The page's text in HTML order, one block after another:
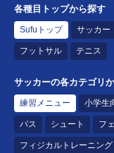
各種目トップから探す
Sufuトップ サッカー
フットサル テニス
サッカーの各カテゴリ
練習メニュー 小学生
パス シュート フ
フィジカルトレーニング